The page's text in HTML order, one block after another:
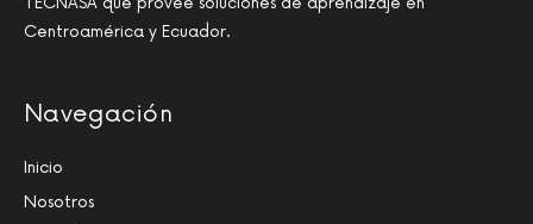
Centroamérica y Ecuador.
Navegación
Inicio
Nosotros